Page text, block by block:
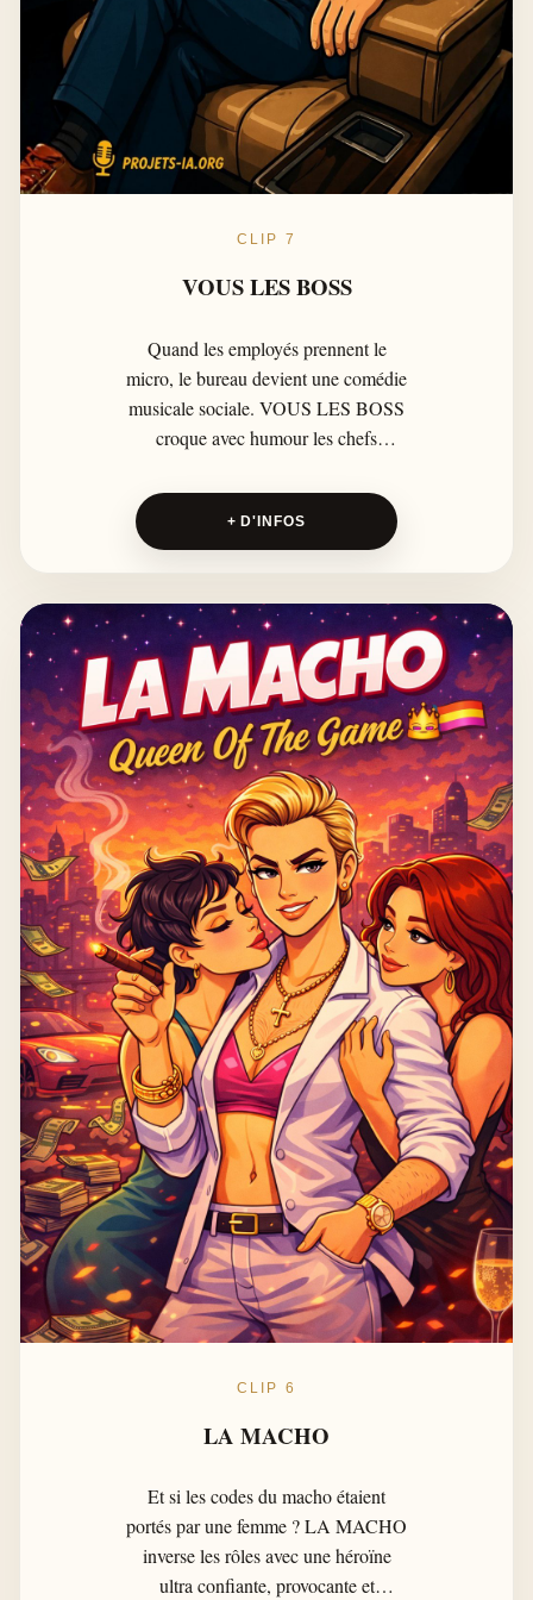
CLIP 7
VOUS LES BOSS
Quand les employés prennent le
micro, le bureau devient une comédie
musicale sociale. VOUS LES BOSS
croque avec humour les chefs
les discours motivants qui tournent à
vide, entre réalisme, sarcasme et
sourire forcé.
+ D'INFOS
CLIP 6
LA MACHO
Et si les codes du macho étaient
portés par une femme ? LA MACHO
inverse les rôles avec une héroïne
ultra confiante, provocante et